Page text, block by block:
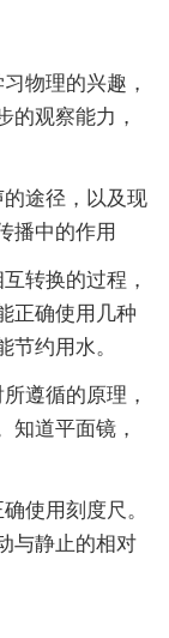
物理的兴趣，
的观察能力，
途径，以及现
播中的作用
转换的过程，
正确使用几种
节约用水。
遵循的原理，
知道平面镜，
使用刻度尺。
与静止的相对